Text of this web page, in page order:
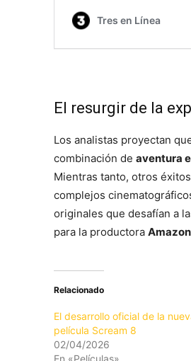
El resurgir de la
Los analistas proyectan
combinación de aventura
Mientras tanto, otros
complejos
originales que desafían a
para la productora
Relacionado
El desarrollo oficial de la
película Scream 8
02/04/2026
En «Películas»